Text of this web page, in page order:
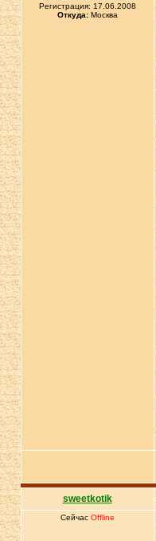
Регистрация: 17.06.2008
Откуда:Москва
sweetkotik
Сейчас Offline